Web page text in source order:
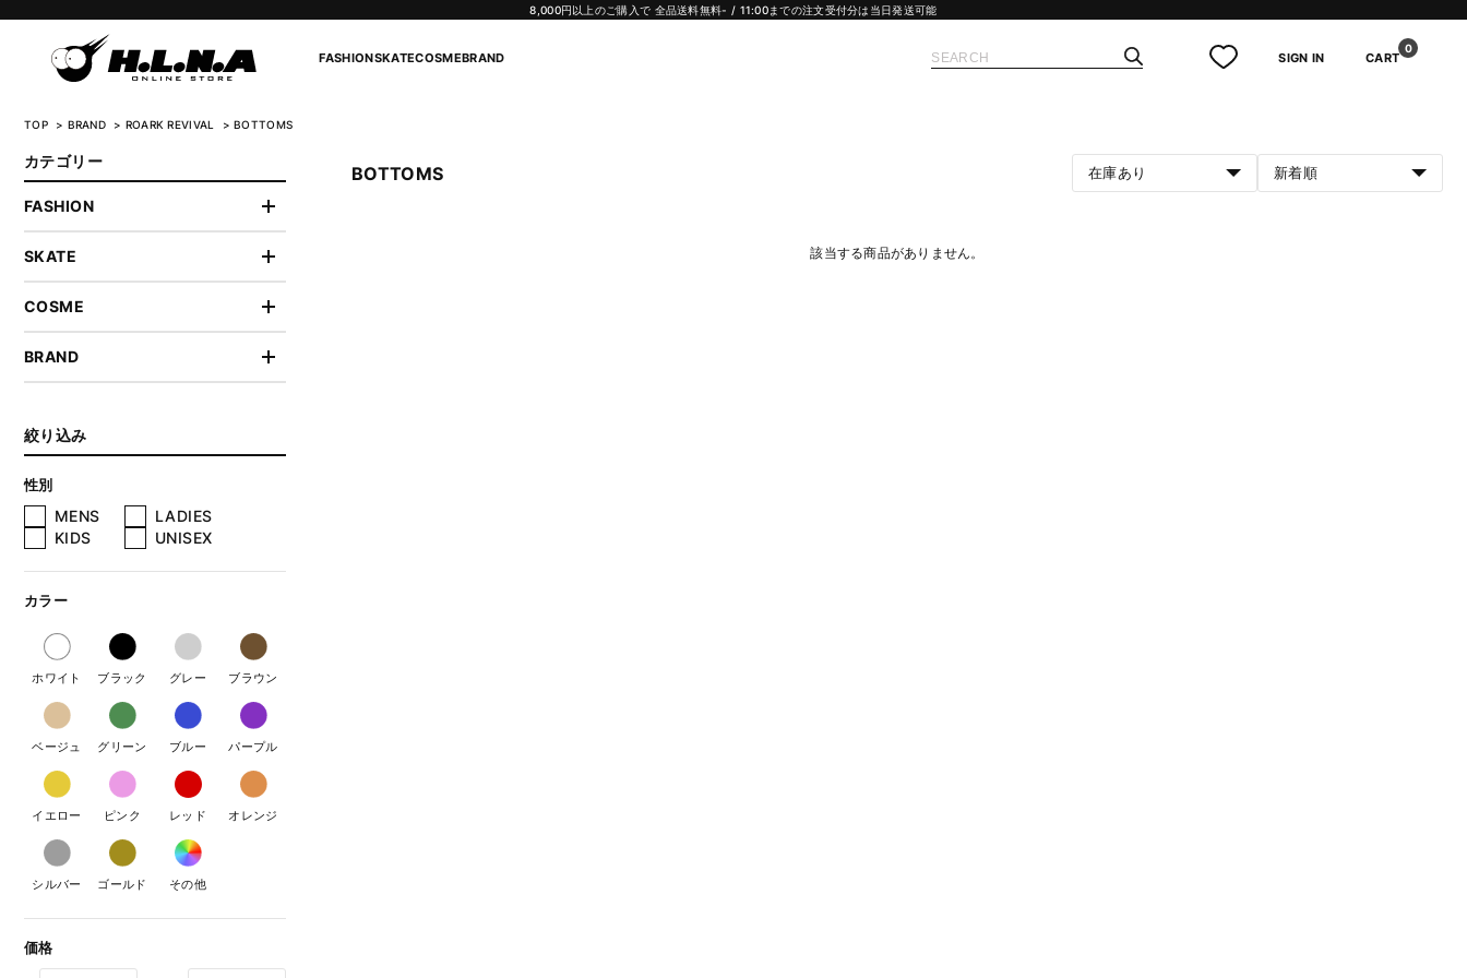
8,000円以上のご購入で 全品送料無料- / 11:00までの注文受付分は当日発送可能
FASHIONSKATECOSMEBRAND SIGN IN CART
0
TOP BRAND ROARK REVIVAL BOTTOMS
カテゴリー
FASHION
SKATE
COSME
BRAND
絞り込み
性別
MENS
LADIES
KIDS
UNISEX
カラー
ホワイト ブラック グレー ブラウン
ベージュ グリーン ブルー パープル
イエロー ピンク レッド オレンジ
シルバー ゴールド その他
価格
BOTTOMS 在庫あり 新着順
該当する商品がありません。